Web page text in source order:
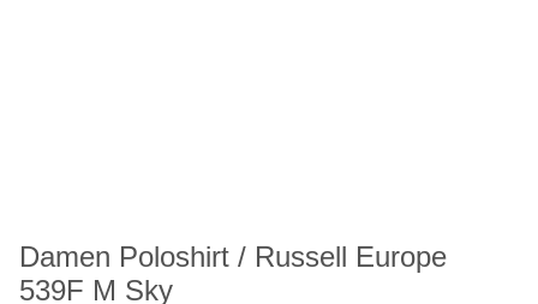
Damen Poloshirt / Russell Europe
539F M Sky